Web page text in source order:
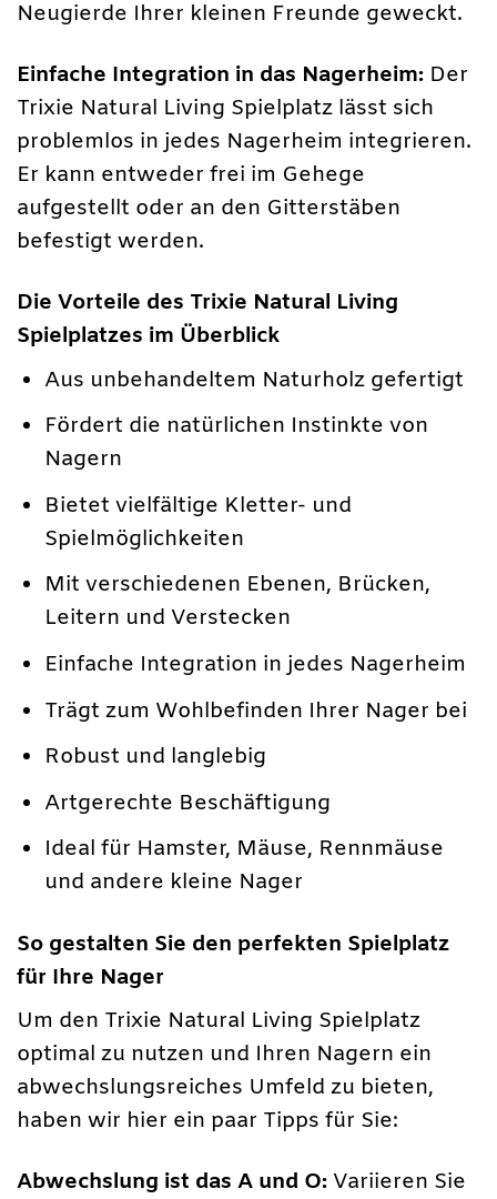
Neugierde Ihrer kleinen Freunde geweckt.
Einfache Integration in das Nagerheim: Der
Trixie Natural Living Spielplatz lässt sich
problemlos in jedes Nagerheim integrieren.
Er kann entweder frei im Gehege
aufgestellt oder an den Gitterstäben
befestigt werden.
Die Vorteile des Trixie Natural Living
Spielplatzes im Überblick
Aus unbehandeltem Naturholz gefertigt
Fördert die natürlichen Instinkte von
Nagern
Bietet vielfältige Kletter- und
Spielmöglichkeiten
Mit verschiedenen Ebenen, Brücken,
Leitern und Verstecken
Einfache Integration in jedes Nagerheim
Trägt zum Wohlbefinden Ihrer Nager bei
Robust und langlebig
Artgerechte Beschäftigung
Ideal für Hamster, Mäuse, Rennmäuse
und andere kleine Nager
So gestalten Sie den perfekten Spielplatz
für Ihre Nager
Um den Trixie Natural Living Spielplatz
optimal zu nutzen und Ihren Nagern ein
abwechslungsreiches Umfeld zu bieten,
haben wir hier ein paar Tipps für Sie:
Abwechslung ist das A und O: Variieren Sie